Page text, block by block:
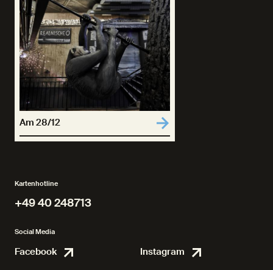
Am 28/12
Kartenhotline
+49 40 248713
Social Media
Facebook FacebookInstagram